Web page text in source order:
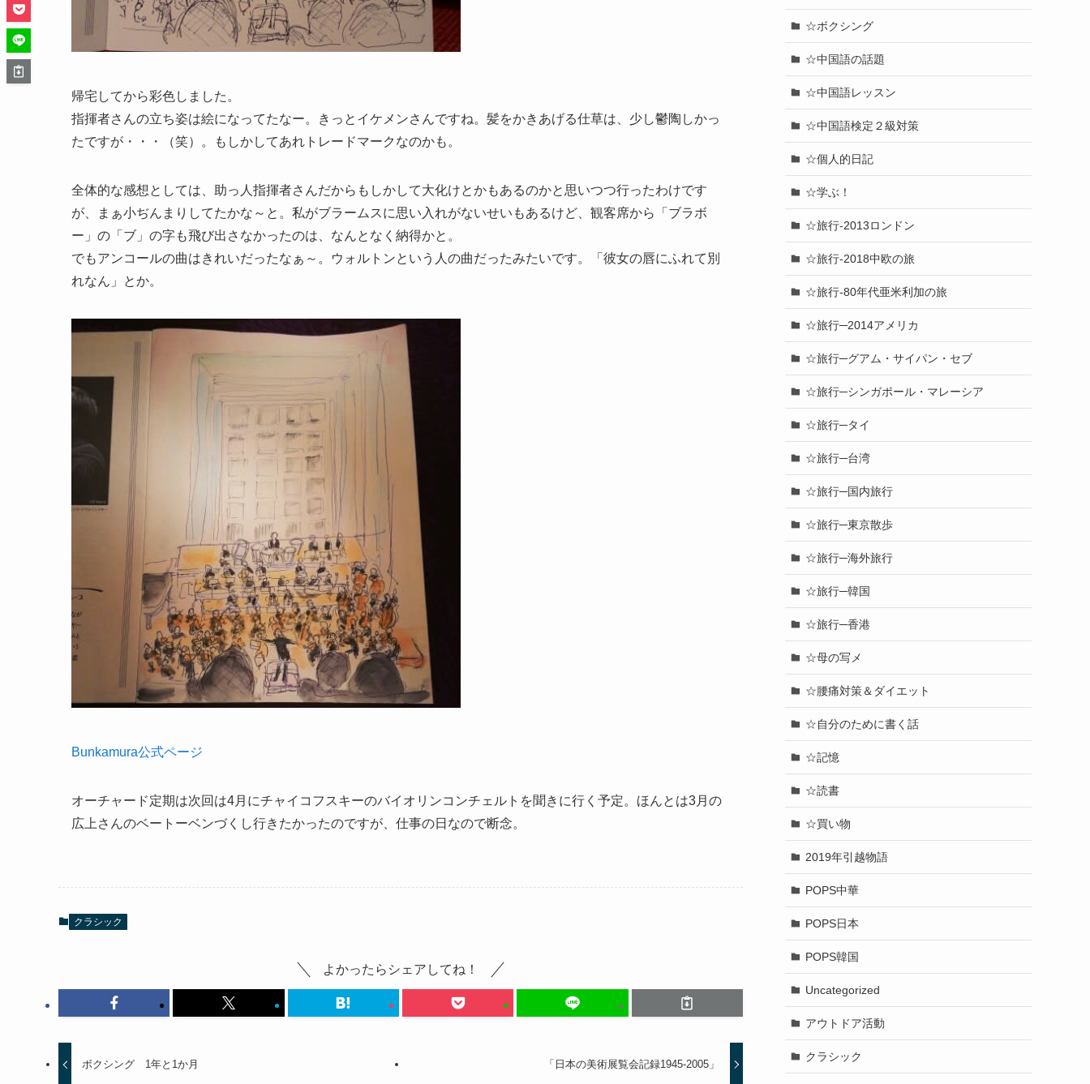
帰宅してから彩色しました。
指揮者さんの立ち姿は絵になってたなー。きっとイケメンさんですね。髪をかきあげる仕草は、少し鬱陶しかっ
たですが・・・（笑）。もしかしてあれトレードマークなのかも。
全体的な感想としては、助っ人指揮者さんだからもしかして大化けとかもあるのかと思いつつ行ったわけです
が、まぁ小ぢんまりしてたかな～と。私がブラームスに思い入れがないせいもあるけど、観客席から「ブラボ
ー」の「ブ」の字も飛び出さなかったのは、なんとなく納得かと。
でもアンコールの曲はきれいだったなぁ～。ウォルトンという人の曲だったみたいです。「彼女の唇にふれて別
れなん」とか。
Bunkamura公式ページ
オーチャード定期は次回は4月にチャイコフスキーのバイオリンコンチェルトを聞きに行く予定。ほんとは3月の
広上さんのベートーベンづくし行きたかったのですが、仕事の日なので断念。
クラシック
よかったらシェアしてね！
ボクシング 1年と1か月 「日本の美術展覧会記録1945-2005」
☆ボクシング
☆中国語の話題
☆中国語レッスン
☆中国語検定２級対策
☆個人的日記
☆学ぶ！
☆旅行-2013ロンドン
☆旅行-2018中欧の旅
☆旅行-80年代亜米利加の旅
☆旅行─2014アメリカ
☆旅行─グアム・サイパン・セブ
☆旅行─シンガポール・マレーシア
☆旅行─タイ
☆旅行─台湾
☆旅行─国内旅行
☆旅行─東京散歩
☆旅行─海外旅行
☆旅行─韓国
☆旅行─香港
☆母の写メ
☆腰痛対策＆ダイエット
☆自分のために書く話
☆記憶
☆読書
☆買い物
2019年引越物語
POPS中華
POPS日本
POPS韓国
Uncategorized
アウトドア活動
クラシック